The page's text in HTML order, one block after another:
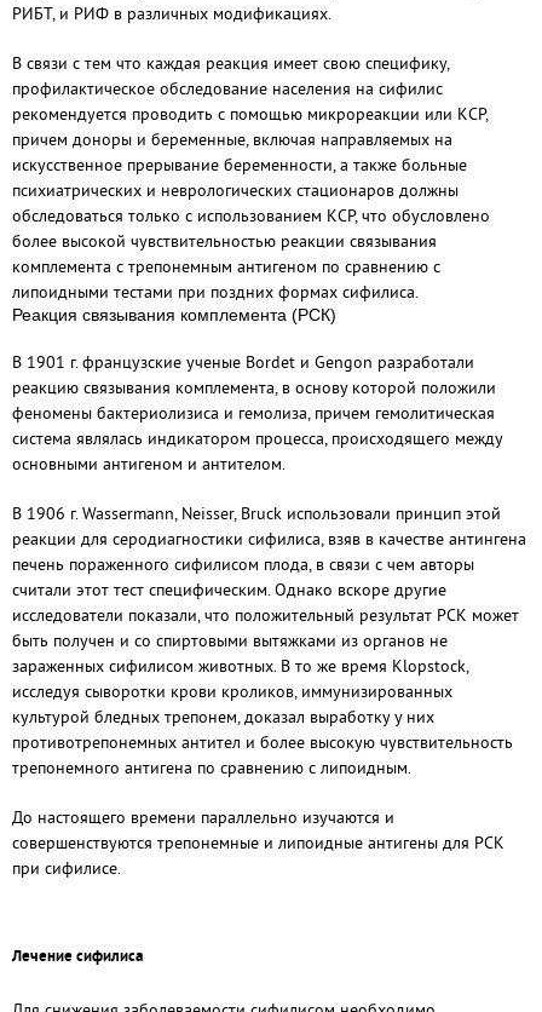
РИБТ, и РИФ в различных модификациях.
В связи с тем что каждая реакция имеет свою специфику,
профилактическое обследование населения на сифилис
рекомендуется проводить с помощью микрореакции или КСР,
причем доноры и беременные, включая направляемых на
искусственное прерывание беременности, а также больные
психиатрических и неврологических стационаров должны
обследоваться только с использованием КСР, что обусловлено
более высокой чувствительностью реакции связывания
комплемента с трепонемным антигеном по сравнению с
липоидными тестами при поздних формах сифилиса.
Реакция связывания комплемента (РСК)
В 1901 г. французские ученые Bordet и Gengon разработали
реакцию связывания комплемента, в основу которой положили
феномены бактериолизиса и гемолиза, причем гемолитическая
система являлась индикатором процесса, происходящего между
основными антигеном и антителом.
В 1906 г. Wassermann, Neisser, Bruck использовали принцип этой
реакции для серодиагностики сифилиса, взяв в качестве антингена
печень пораженного сифилисом плода, в связи с чем авторы
считали этот тест специфическим. Однако вскоре другие
исследователи показали, что положительный результат РСК может
быть получен и со спиртовыми вытяжками из органов не
зараженных сифилисом животных. В то же время Klopstock,
исследуя сыворотки крови кроликов, иммунизированных
культурой бледных трепонем, доказал выработку у них
противотрепонемных антител и более высокую чувствительность
трепонемного антигена по сравнению с липоидным.
До настоящего времени параллельно изучаются и
совершенствуются трепонемные и липоидные антигены для РСК
при сифилисе.
Лечение сифилиса